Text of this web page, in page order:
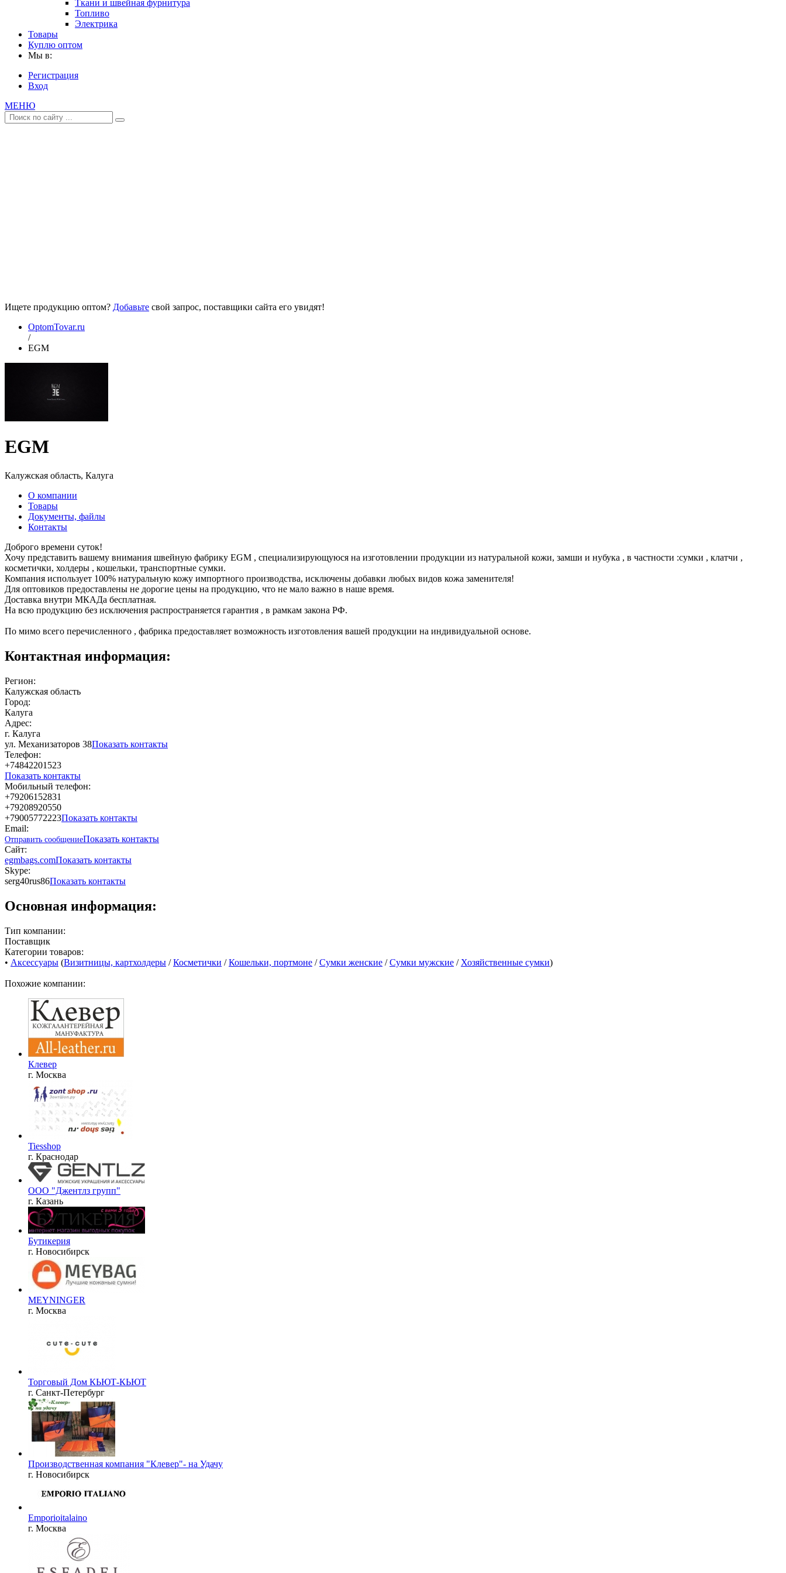
Ткани и швейная фурнитура
Топливо
Электрика
Товары
Куплю оптом
Мы в:
Регистрация
Вход
МЕНЮ
Ищете продукцию оптом? Добавьте свой запрос, поставщики сайта его увидят!
OptomTovar.ru
/
EGM
EGM
Калужская область, Калуга
О компании
Товары
Документы, файлы
Контакты
Доброго времени суток!
Хочу представить вашему внимания швейную фабрику EGM , специализирующуюся на изготовлении продукции из натуральной кожи, замши и нубука , в частности :сумки , клатчи ,
косметички, холдеры , кошельки, транспортные сумки.
Компания использует 100% натуральную кожу импортного производства, исключены добавки любых видов кожа заменителя!
Для оптовиков предоставлены не дорогие цены на продукцию, что не мало важно в наше время.
Доставка внутри МКАДа бесплатная.
На всю продукцию без исключения распространяется гарантия , в рамкам закона РФ.
По мимо всего перечисленного , фабрика предоставляет возможность изготовления вашей продукции на индивидуальной основе.
Контактная информация:
Регион:
Калужская область
Город:
Калуга
Адрес:
г. Калуга
ул. Механизаторов 38Показать контакты
Телефон:
+74842201523
Показать контакты
Мобильный телефон:
+79206152831
+79208920550
+79005772223Показать контакты
Email:
Отправить сообщениеПоказать контакты
Сайт:
egmbags.comПоказать контакты
Skype:
serg40rus86Показать контакты
Основная информация:
Тип компании:
Поставщик
Категории товаров:
• Аксессуары (Визитницы, картхолдеры /Косметички /Кошельки, портмоне /Сумки женские /Сумки мужские / Хозяйственные сумки)
Похожие компании:
Клевер
г. Москва
Tiesshop
г. Краснодар
ООО "Джентлз групп"
г. Казань
Бутикерия
г. Новосибирск
MEYNINGER
г. Москва
Торговый Дом КЬЮТ-КЬЮТ
г. Санкт-Петербург
Производственная компания "Клевер"- на Удачу
г. Новосибирск
Emporioitalaino
г. Москва